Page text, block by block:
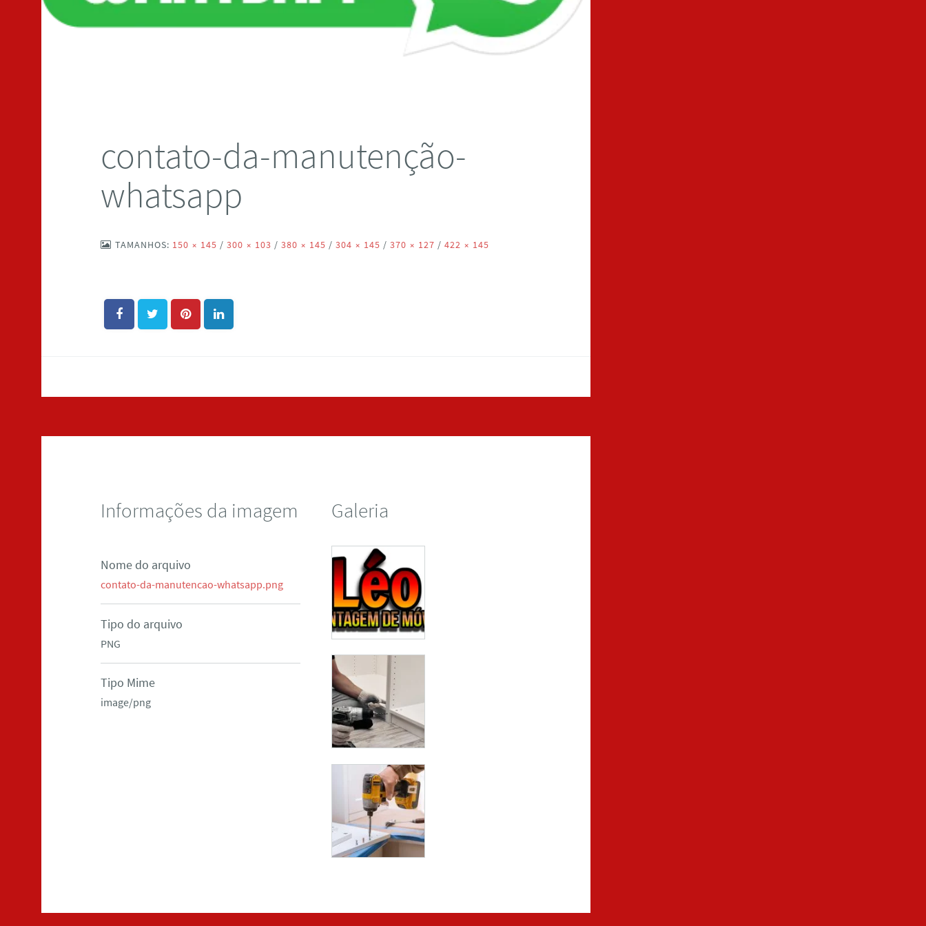
contato-da-manutenção-
whatsapp
TAMANHOS: 150 × 145 / 300 × 103 / 380 × 145 / 304 × 145 / 370 × 127 / 422 × 145
Informações da imagem
Nome do arquivo
contato-da-manutencao-whatsapp.png
Tipo do arquivo
PNG
Tipo Mime
image/png
Galeria